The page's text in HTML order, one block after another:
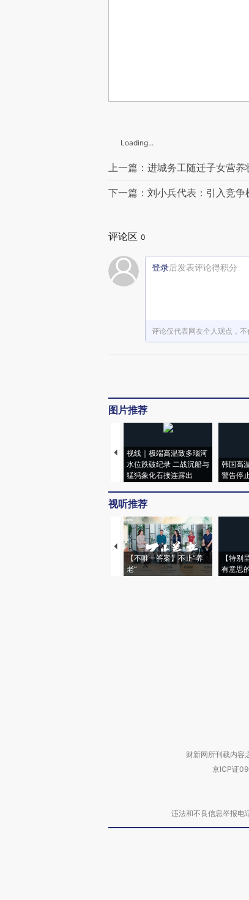
Loading...
上一篇：进城务工随迁子女营
下一篇：刘小兵代表：引入竞争
评论区 0
登录后发表评论得积分
评论仅代表网友个人观点，
图片推荐
视线｜极端高温致多瑙河
水位跌破纪录 二战沉船与
猛犸象化石接连露出
韩国高
警告停
视听推荐
【不唯一答案】不止“养
老”
【特别
有意思
财新网所刊载内容
京ICP证
违法和不良信息举报